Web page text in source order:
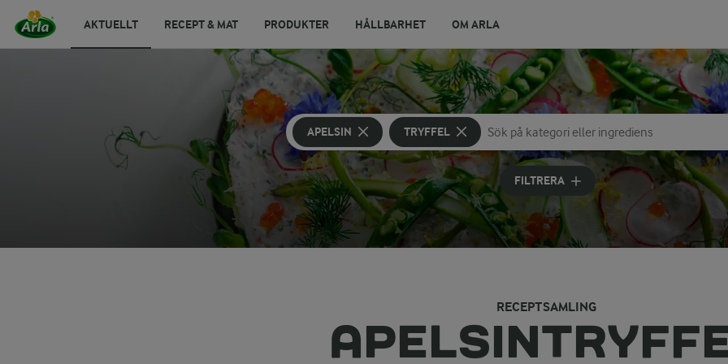
AKTUELLT RECEPT & MAT PRODUKTER HÅLLBARHET OM ARLA
APELSIN TRYFFEL
Sök på kategori eller ingrediens
Skriv in sökord för att få förslag
FILTRERA
RECEPTSAMLING